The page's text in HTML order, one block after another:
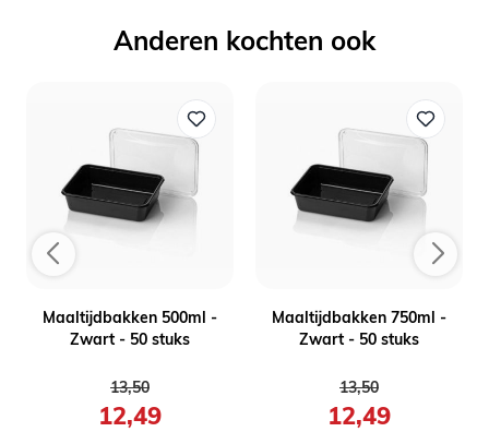
Anderen kochten ook
Maaltijdbakken 500ml -
Zwart - 50 stuks
12,49
Normale prijs
13,50
Maaltijdbakken 750ml -
Zwart - 50 stuks
12,49
Normale prijs
13,50